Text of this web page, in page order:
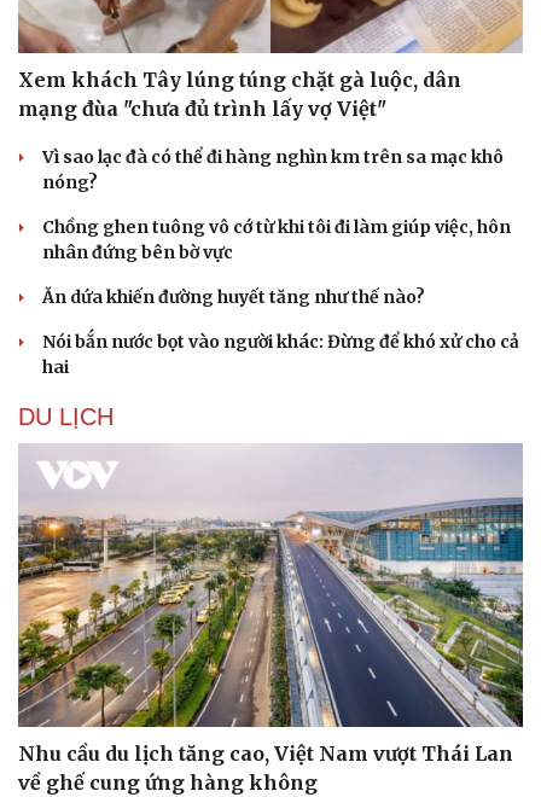
Dinh dưỡng - món ngon
Cây thuốc
Sản phụ khoa
Nhi khoa
Làm đẹp - giảm cân
Ăn sạch sống khỏe
Nhà đẹp
Tình yêu - Gia đình
Xem khách Tây lúng túng chặt gà luộc, dân
mạng đùa "chưa đủ trình lấy vợ Việt"
Vì sao lạc đà có thể đi hàng nghìn km trên sa mạc khô
nóng?
Chồng ghen tuông vô cớ từ khi tôi đi làm giúp việc, hôn
nhân đứng bên bờ vực
Ăn dứa khiến đường huyết tăng như thế nào?
Nói bắn nước bọt vào người khác: Đừng để khó xử cho cả
hai
DU LỊCH
Nhu cầu du lịch tăng cao, Việt Nam vượt Thái Lan
về ghế cung ứng hàng không